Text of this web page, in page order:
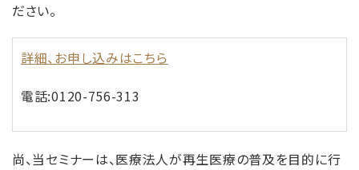
ださい。
詳細、お申し込みはこちら
電話:0120-756-313
尚、当セミナーは、医療法人が再生医療の普及を目的に行